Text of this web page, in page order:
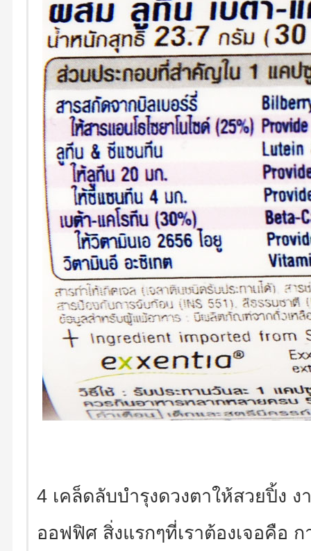
4 เคล็ดลับบำรุงดวงตาให้สวยปิ้ง ง
ออฟฟิศ สิ่งแรกๆที่เราต้องเจอคือ